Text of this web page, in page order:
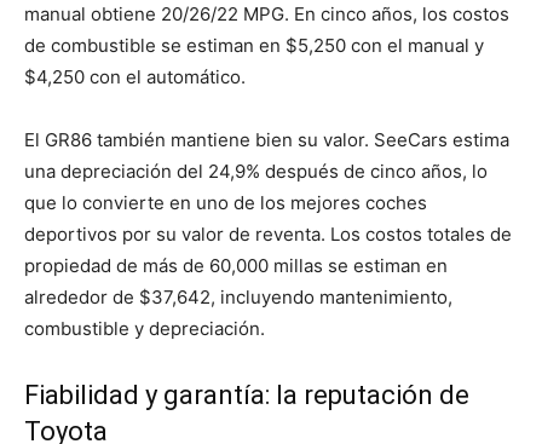
manual obtiene 20/26/22 MPG. En cinco años, los costos
de combustible se estiman en $5,250 con el manual y
$4,250 con el automático.
El GR86 también mantiene bien su valor. SeeCars estima
una depreciación del 24,9% después de cinco años, lo
que lo convierte en uno de los mejores coches
deportivos por su valor de reventa. Los costos totales de
propiedad de más de 60,000 millas se estiman en
alrededor de $37,642, incluyendo mantenimiento,
combustible y depreciación.
Fiabilidad y garantía: la reputación de
Toyota